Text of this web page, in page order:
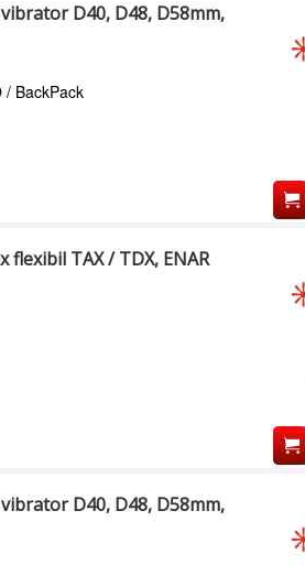
D40, D48, D58mm,
/ BackPack
TAX / TDX, ENAR
D40, D48, D58mm,